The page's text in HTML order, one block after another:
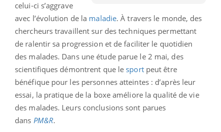
celui-ci s’aggrave
avec l’évolution de la maladie. À travers le monde, des
chercheurs travaillent sur des techniques permettant
de ralentir sa progression et de faciliter le quotidien
des malades. Dans une étude parue le 2 mai, des
scientifiques démontrent que lesportpeut être
bénéfique pour les personnes atteintes : d’après leur
essai, la pratique de la boxe améliore la qualité de vie
des malades. Leurs conclusions sont parues
dans PM&R.